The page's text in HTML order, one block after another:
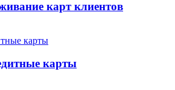
карт клиентов
карты